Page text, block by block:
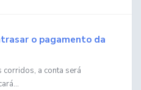
o pagamento da
corridos, a conta será